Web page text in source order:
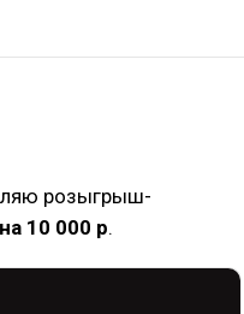
розыгрыш-
10 000 р.